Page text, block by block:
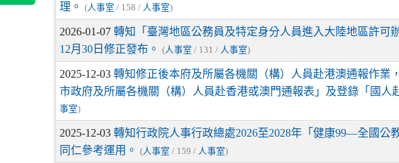
理。
(人事室 / 158 / 人事室)
2026-01-07轉知「臺灣地區公務員及特定身分人員進入大陸地區許可
12月30日修正發布。
(人事室 / 131 / 人事室)
2025-12-03轉知修正後本府及所屬各機關（構）人員赴港澳通報作業
市政府及所屬各機關（構）人員赴香港或澳門通報表」及登錄「國人
事室)
2025-12-03轉知行政院人事行政總處2026至2028年「健康99—全國公
同仁參考運用。
(人事室 / 159 / 人事室)